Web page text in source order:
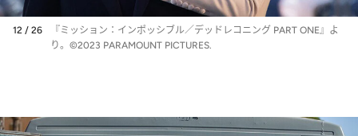
12 / 26
『ミッション：インポッシブル／デッドレコニング PART ONE』よ
り。©2023 PARAMOUNT PICTURES.